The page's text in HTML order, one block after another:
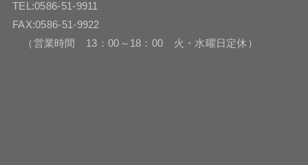
TEL:0586-51-9911
FAX:0586-51-9922
（営業時間 13：00～18：00 火・水曜日定休）